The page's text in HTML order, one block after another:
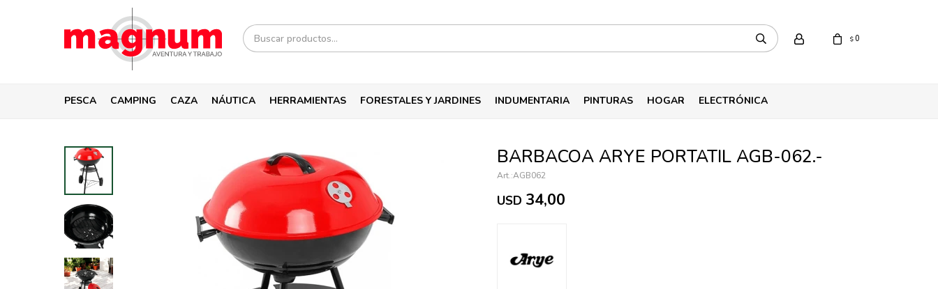
PESCA CAMPING CAZA NÁUTICA HERRAMIENTAS FORESTALES Y JARDINES INDUMENTARIA PINTURAS HOGAR ELECTRÓNICA
$ 0
BARBACOA ARYE PORTATIL AGB-062.-
AGB062
USD 34,00